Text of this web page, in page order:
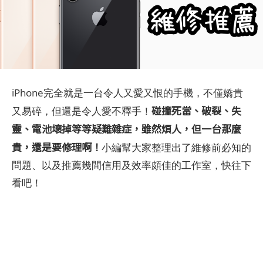
iPhone完全就是一台令人又愛又恨的手機，不僅嬌貴
又易碎，但還是令人愛不釋手！ 碰撞死當、破裂、失
靈、電池壞掉等等疑難雜症，雖然煩人，但一台那麼
貴，還是要修理啊！ 小編幫大家整理出了維修前必知的
問題、以及推薦幾間信用及效率頗佳的工作室，快往下
看吧！